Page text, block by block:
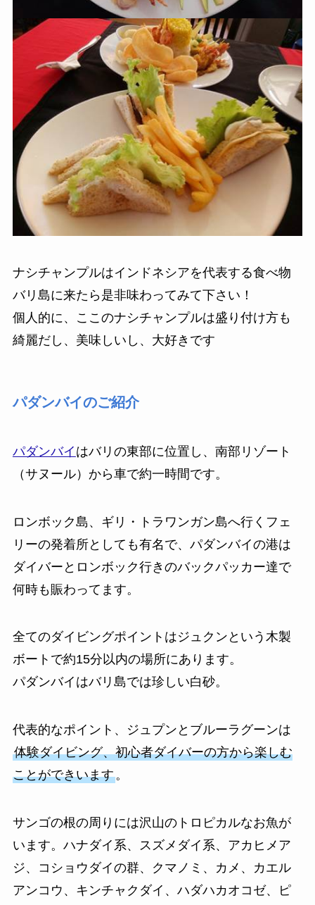
ナシチャンプルはインドネシアを代表する食べ物
バリ島に来たら是非味わってみて下さい！
個人的に、ここのナシチャンプルは盛り付け方も
綺麗だし、美味しいし、大好きです
パダンバイのご紹介
パダンバイ はバリの東部に位置し、南部リゾート
（サヌール）から車で約一時間です。
ロンボック島、ギリ・トラワンガン島へ行くフェ
リーの発着所としても有名で、パダンバイの港は
ダイバーとロンボック行きのバックパッカー達で
何時も賑わってます。
全てのダイビングポイントはジュクンという木製
ボートで約15分以内の場所にあります。
パダンバイはバリ島では珍しい白砂。
代表的なポイント、ジュプンとブルーラグーンは
体験ダイビング、初心者ダイバーの方から楽しむ
ことができいます。
サンゴの根の周りには沢山のトロピカルなお魚が
います。ハナダイ系、スズメダイ系、アカヒメア
ジ、コショウダイの群、クマノミ、カメ、カエル
アンコウ、キンチャクダイ、ハダハカオコゼ、ピ